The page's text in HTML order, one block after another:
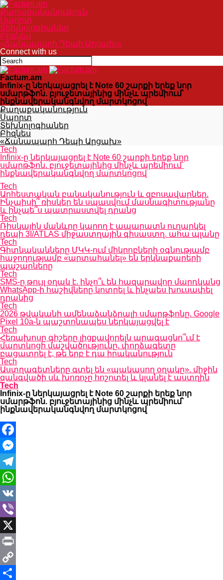
Քաղաքականություն
Սպորտ
Տեխնոլոգիաներ
Բիզնես
«Ճանապարհ Դեպի Արցախ»
Connect with us
Factum.am
Infinix-ը ներկայացրել է Note 60 շարքի երեք նոր
սմարթֆոն. բյուջետայինից մինչև պրեմիում՝
ինքնավերականգնվող մարտկոցով
Քաղաքականություն
Սպորտ
Տեխնոլոգիաներ
Բիզնես
«Ճանապարհ Դեպի Արցախ»
Tech
Infinix-ը ներկայացրել է Note 60 շարքի երեք նոր
սմարթֆոն. բյուջետայինից մինչև պրեմիում՝
ինքնավերականգնվող մարտկոցով
Tech
Արհեստական բանականություն և զբոսավարներ.
Ինչպիսի՞ ռիսկեր են սպասվում մասնագիտությանը
և ինչպե՞ս պատրաստվել դրանց
Tech
Ռիսկային մանևրը կարող է ապարատն ուղարկել
դեպի 3I/ATLAS միջաստղային գիսաստղ. ահա պլանը
Tech
Գիտնականները ՄԿԿ-ում միկրոբների օգնությամբ
հաջողությամբ «արտահանել» են երկնաքարերի
պաշարները
Tech
SMS-ը թույլ օղակ է. ինչո՞ւ են հազարավոր մարդկանց
WhatsApp-ի հաշիվները կոտրել և ինչպես խուսափել
դրանից
Tech
2026 թվականի ամենաձանձրալի սմարթֆոնը. Google
Pixel 10a-ն պաշտոնապես ներկայացվել է
Tech
Հեռախոսը գիշերը լիցքավորելն արագացնո՞ւմ է
մարտկոցի մաշվածությունը. փորձագետը
բացատրել է, թե երբ է դա իրականություն
Tech
Աստղագետները գտել են «պակասող օղակը». միջին
զանգվածի սև խոռոչը հոշոտել և կլանել է աստղին
Tech
Infinix-ը ներկայացրել է Note 60 շարքի երեք նոր
սմարթֆոն. բյուջետայինից մինչև պրեմիում՝
ինքնավերականգնվող մարտկոցով
Facebook
Messenger
Telegram
WhatsApp
VK
Viber
X
Print
Copy